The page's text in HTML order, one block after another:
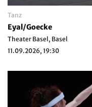
Tanz
Eyal/Goecke
Theater Basel, Basel
11.09.2026, 19:30